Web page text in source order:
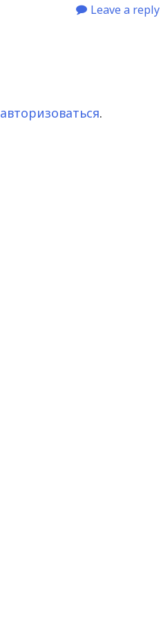
Leave a reply
авторизоваться.